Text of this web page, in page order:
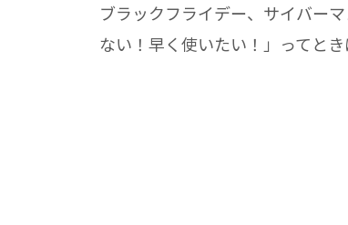
ブラックフライデー、サイバー
ない！早く使いたい！」ってと